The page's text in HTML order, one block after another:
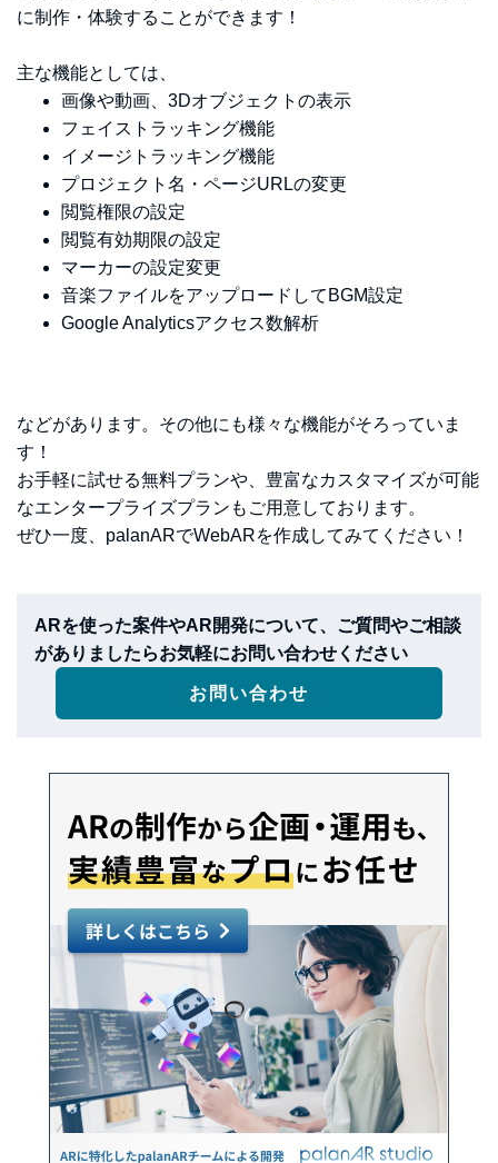
に制作・体験することができます！
主な機能としては、
画像や動画、3Dオブジェクトの表示
フェイストラッキング機能
イメージトラッキング機能
プロジェクト名・ページURLの変更
閲覧権限の設定
閲覧有効期限の設定
マーカーの設定変更
音楽ファイルをアップロードしてBGM設定
Google Analyticsアクセス数解析
などがあります。その他にも様々な機能がそろっていま
す！
お手軽に試せる無料プランや、豊富なカスタマイズが可能
なエンタープライズプランもご用意しております。
ぜひ一度、palanARでWebARを作成してみてください！
ARを使った案件やAR開発について、ご質問やご相談
がありましたらお気軽にお問い合わせください
お問い合わせ